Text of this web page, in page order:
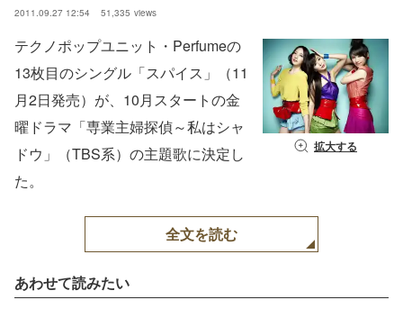
2011.09.27 12:54 51,335 views
拡大する
テクノポップユニット・Perfumeの
13枚目のシングル「スパイス」（11
月2日発売）が、10月スタートの金
曜ドラマ「専業主婦探偵～私はシャ
ドウ」（TBS系）の主題歌に決定し
た。
全文を読む
あわせて読みたい